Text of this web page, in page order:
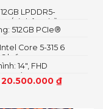
20.500.000 ₫
14″, FHD
IPS, 16:10
Core 5-315 6
6 luồng
512GB PCIe®
LPDDR5-
s (Không hỗ trợ